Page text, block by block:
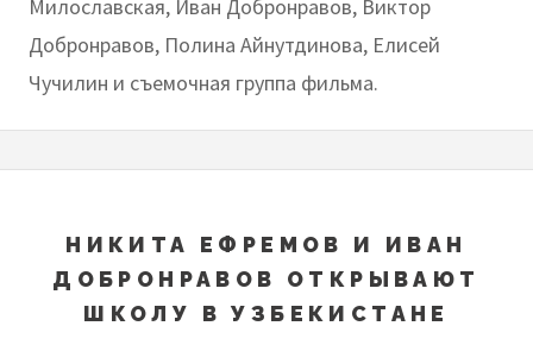
Милославская, Иван Добронравов, Виктор
Добронравов, Полина Айнутдинова, Елисей
Чучилин и съемочная группа фильма.
НИКИТА ЕФРЕМОВ И ИВАН
ДОБРОНРАВОВ ОТКРЫВАЮТ
ШКОЛУ В УЗБЕКИСТАНЕ